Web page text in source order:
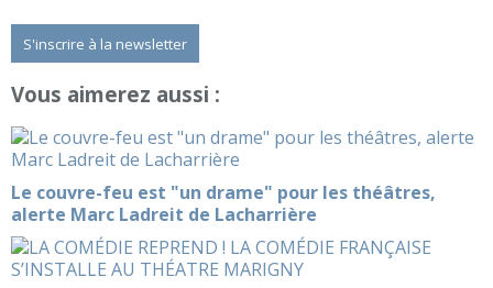
S'inscrire à la newsletter
Vous aimerez aussi :
Le couvre-feu est "un drame" pour les théâtres,
alerte Marc Ladreit de Lacharrière